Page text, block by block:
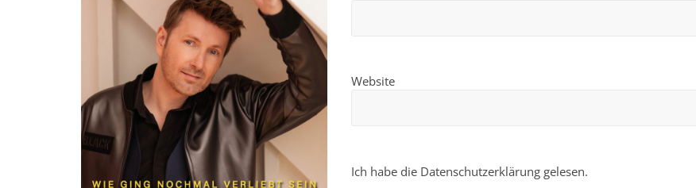
Website
Ich habe die Datenschutzerklärung gelesen.